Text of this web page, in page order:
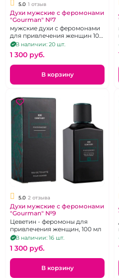
5.0 1 отзыв
Духи мужские с феромонами
"Gourman" №7
мужские духи с феромонами
для привлечения женщин 100
млВ наличии: 20 шт.
1 300 pуб.
В корзину
5.0 2 отзыва
Духи мужские с феромонами
"Gourman" №9
Цеветин - феромоны для
привлечения женщин, 100 мл
В наличии: 16 шт.
1 300 pуб.
В корзину